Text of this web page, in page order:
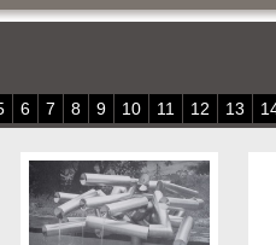
6 7 8 9 10 11 12 13